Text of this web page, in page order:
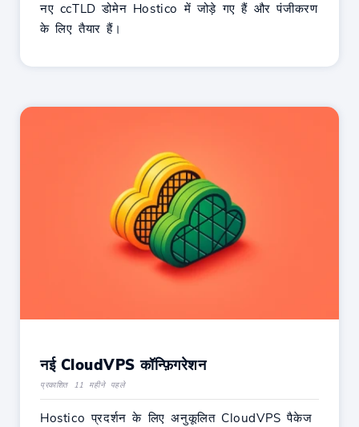
नए ccTLD डोमेन Hostico में जोड़े गए हैं और पंजीकरण
के लिए तैयार हैं।
नई CloudVPS कॉन्फ़िगरेशन
प्रकाशित 11 महीने पहले
Hostico प्रदर्शन के लिए अनुकूलित CloudVPS पैकेज